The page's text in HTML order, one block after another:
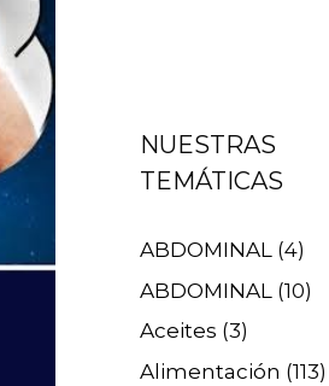
NUESTRAS
TEMÁTICAS
ABDOMINAL (4)
ABDOMINAL (10)
Aceites (3)
Alimentación (113)